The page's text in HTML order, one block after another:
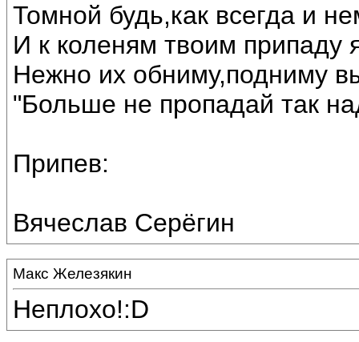
Томной будь,как всегда и
И к коленям твоим припаду
Нежно их обниму,подниму
"Больше не пропадай так
Припев:
Вячеслав Серёгин
Макс Железякин
Неплохо!:D